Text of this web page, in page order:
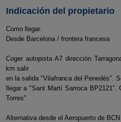
Indicación del propietario
Como llegar:
Desde Barcelona / frontera francesa
Coger autopista A7 dirección
km salir
en la salida "Vilafranca del Penedés".
llegar a "Sant Martí Sarroca
Torres"
Alternativa desde el Aeropuerto de BCN